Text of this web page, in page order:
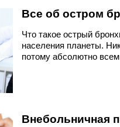
Все об остром
Что такое острый
населения планеты.
потому абсолютно
Внебольничная